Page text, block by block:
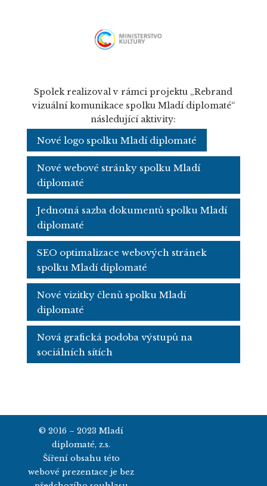
Spolek realizoval v rámci projektu „Rebrand
vizuální komunikace spolku Mladí diplomaté“
následující aktivity:
Nové logo spolku Mladí diplomaté
Nové webové stránky spolku Mladí
diplomaté
Jednotná sazba dokumentů spolku Mladí
diplomaté
SEO optimalizace webových stránek
spolku Mladí diplomaté
Nové vizitky členů spolku Mladí
diplomaté
Nová grafická podoba výstupů na
sociálních sítích
© 2016 – 2023 Mladí
diplomaté, z.s.
Šíření obsahu této
webové prezentaceje bez